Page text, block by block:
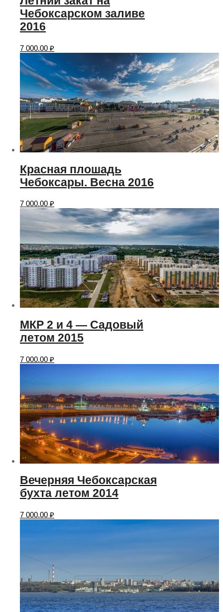
Чебоксарском заливе
2016
7 000.00 ₽
Красная плошадь
Чебоксары. Весна 2016
7 000.00 ₽
МКР 2 и 4 — Садовый
летом 2015
7 000.00 ₽
Вечерняя Чебоксарская
бухта летом 2014
7 000.00 ₽